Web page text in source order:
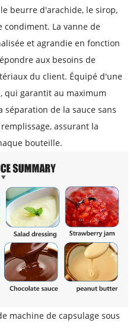
beurre d'arachide, le sirop,
condiment. La vanne de
et agrandie en fonction
aux besoins de
du client. Équipé d'une
qui garantit au maximum
de la sauce sans
assurant la
bouteille.
machine de capsulage sous